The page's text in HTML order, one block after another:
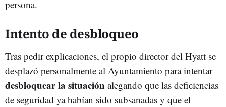
persona.
Intento de desbloqueo
Tras pedir explicaciones, el propio director del Hyatt se
desplazó personalmente al Ayuntamiento para intentar
desbloquear la situación alegando que las deficiencias
de seguridad ya habían sido subsanadas y que el